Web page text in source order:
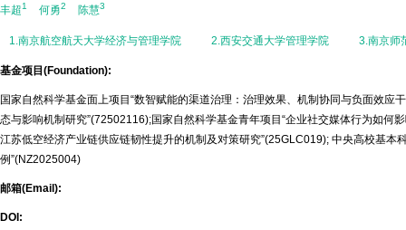
丰超1 何勇2 陈慧3
1.南京航空航天大学经济与管理学院 2.西安交通大学管理学院 3.南京师
基金项目(Foundation):
国家自然科学基金面上项目“数智赋能的渠道治理：治理效果、机制协同与负面效
态与影响机制研究”(72502116);国家自然科学基金青年项目“企业社交媒体行为如何
江苏低空经济产业链供应链韧性提升的机制及对策研究”(25GLC019); 中央高校基
例”(NZ2025004)
邮箱(Email):
DOI: